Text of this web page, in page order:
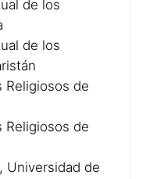
de los
de los
Religiosos de
Religiosos de
Universidad de